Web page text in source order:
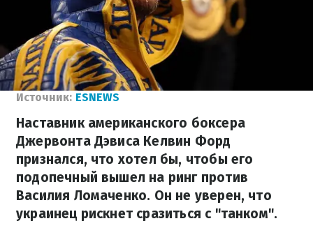
Источник: ESNEWS
Наставник американского боксера
Джервонта Дэвиса Келвин Форд
признался, что хотел бы, чтобы его
подопечный вышел на ринг против
Василия Ломаченко. Он не уверен, что
украинец рискнет сразиться с "танком".